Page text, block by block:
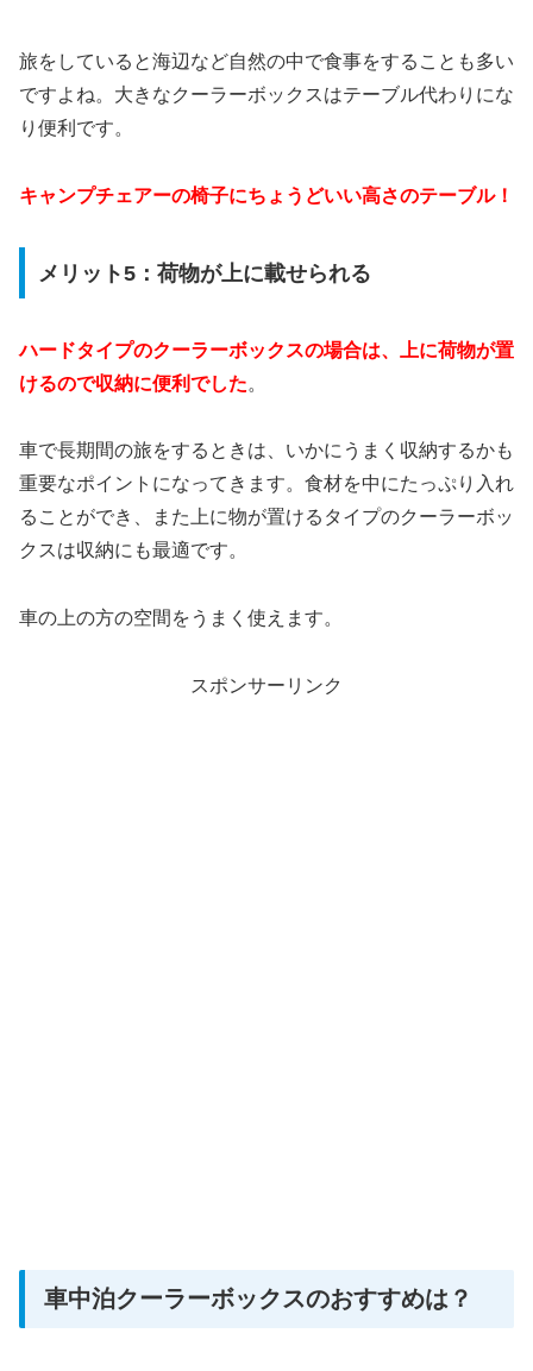
旅をしていると海辺など自然の中で食事をすることも多い
ですよね。大きなクーラーボックスはテーブル代わりにな
り便利です。
キャンプチェアーの椅子にちょうどいい高さのテーブル！
メリット5：荷物が上に載せられる
ハードタイプのクーラーボックスの場合は、上に荷物が置
けるので収納に便利でした。
車で長期間の旅をするときは、いかにうまく収納するかも
重要なポイントになってきます。食材を中にたっぷり入れ
ることができ、また上に物が置けるタイプのクーラーボッ
クスは収納にも最適です。
車の上の方の空間をうまく使えます。
スポンサーリンク
車中泊クーラーボックスのおすすめは？